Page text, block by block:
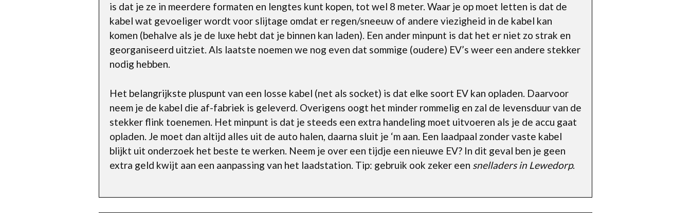
is dat je ze in meerdere formaten en lengtes kunt kopen, tot wel 8 meter. Waar je op moet letten is dat de
kabel wat gevoeliger wordt voor slijtage omdat er regen/sneeuw of andere viezigheid in de kabel kan
komen (behalve als je de luxe hebt dat je binnen kan laden). Een ander minpunt is dat het er niet zo strak en
georganiseerd uitziet. Als laatste noemen we nog even dat sommige (oudere) EV’s weer een andere stekker
nodig hebben.
Het belangrijkste pluspunt van een losse kabel (net als socket) is dat elke soort EV kan opladen. Daarvoor
neem je de kabel die af-fabriek is geleverd. Overigens oogt het minder rommelig en zal de levensduur van de
stekker flink toenemen. Het minpunt is dat je steeds een extra handeling moet uitvoeren als je de accu gaat
opladen. Je moet dan altijd alles uit de auto halen, daarna sluit je ‘m aan. Een laadpaal zonder vaste kabel
blijkt uit onderzoek het beste te werken. Neem je over een tijdje een nieuwe EV? In dit geval ben je geen
extra geld kwijt aan een aanpassing van het laadstation. Tip: gebruik ook zeker een snelladers in Lewedorp.